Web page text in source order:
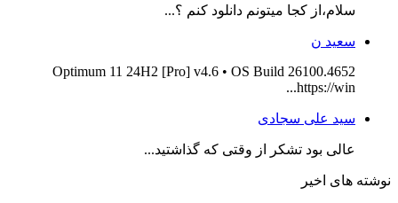
سلام،از کجا میتونم دانلود کنم ؟...
سعید ن
Optimum 11 24H2 [Pro] v4.6 • OS Build 26100.4652
https://win...
سید علی سجادی
عالی بود تشکر از وقتی که گذاشتید...
نوشته های اخیر